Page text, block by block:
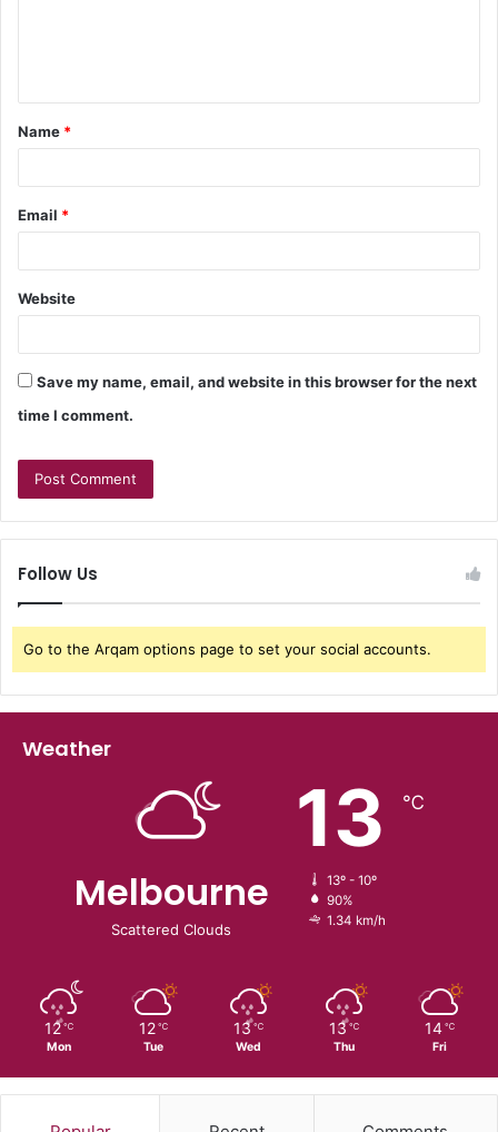
Name *
Email *
Website
Save my name, email, and website in this browser for the next
time I comment.
Follow Us
Go to the Arqam options page to set your social accounts.
Weather
Melbourne
Scattered Clouds
13 ℃
13º - 10º
90%
1.34 km/h
12 ℃
Mon
12 ℃
Tue
13 ℃
Wed
13 ℃
Thu
14 ℃
Fri